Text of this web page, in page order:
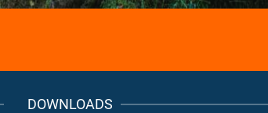
DOWNLOADS